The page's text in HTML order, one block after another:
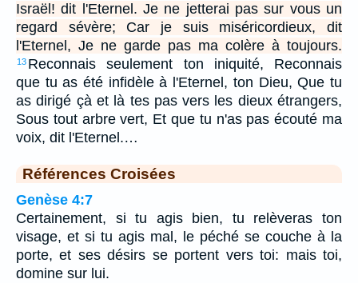
Israël! dit l'Eternel. Je ne jetterai pas sur vous un
regard sévère; Car je suis miséricordieux, dit
l'Eternel, Je ne garde pas ma colère à toujours.
13 Reconnais seulement ton iniquité, Reconnais
que tu as été infidèle à l'Eternel, ton Dieu, Que tu
as dirigé çà et là tes pas vers les dieux étrangers,
Sous tout arbre vert, Et que tu n'as pas écouté ma
voix, dit l'Eternel.…
Références Croisées
Genèse 4:7
Certainement, si tu agis bien, tu relèveras ton
visage, et si tu agis mal, le péché se couche à la
porte, et ses désirs se portent vers toi: mais toi,
domine sur lui.